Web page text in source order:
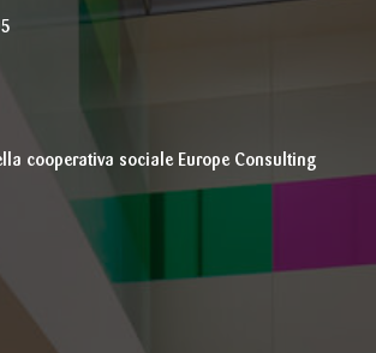
cooperativa sociale Europe Consulting